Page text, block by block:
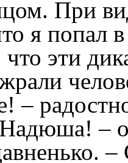
При
я попал
что эти
–
–
–